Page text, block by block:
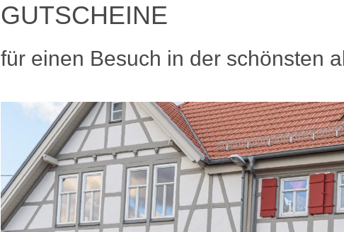
GUTSCHEINE
für einen Besuch in der schönsten